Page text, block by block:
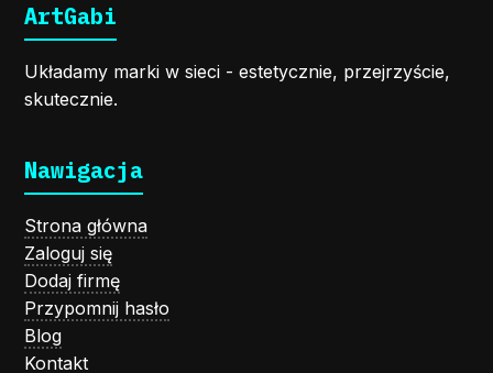
ArtGabi
Układamy marki w sieci - estetycznie, przejrzyście,
skutecznie.
Nawigacja
Strona główna
Zaloguj się
Dodaj firmę
Przypomnij hasło
Blog
Kontakt